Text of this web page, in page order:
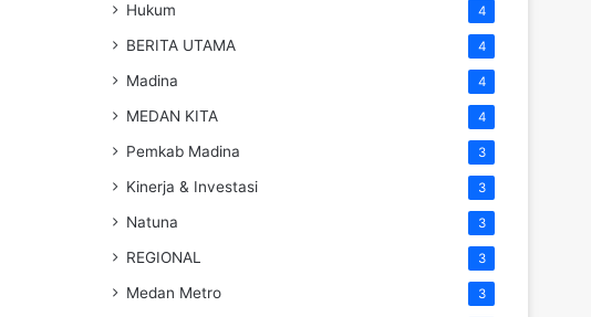
Hukum 4
BERITA UTAMA 4
Madina 4
MEDAN KITA 4
Pemkab Madina 3
Kinerja & Investasi 3
Natuna 3
REGIONAL 3
Medan Metro 3